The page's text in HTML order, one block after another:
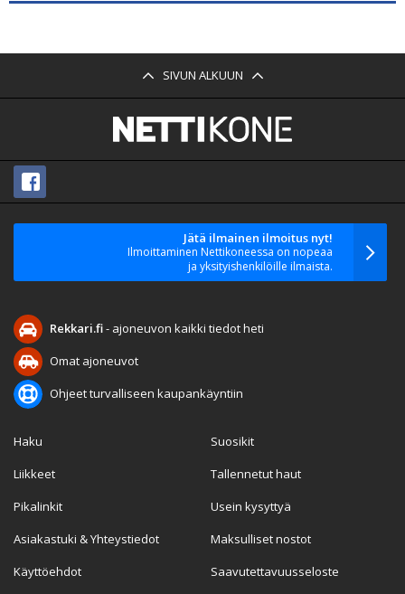
SIVUN ALKUUN
Jätä ilmainen ilmoitus nyt!
Ilmoittaminen Nettikoneessa on nopeaa
ja yksityishenkilöille ilmaista.
Rekkari.fi- ajoneuvon kaikki tiedot heti
Omat ajoneuvot
Ohjeet turvalliseen kaupankäyntiin
Haku
Liikkeet
Pikalinkit
Asiakastuki & Yhteystiedot
Käyttöehdot
Suosikit
Tallennetut haut
Usein kysyttyä
Maksulliset nostot
Saavutettavuusseloste